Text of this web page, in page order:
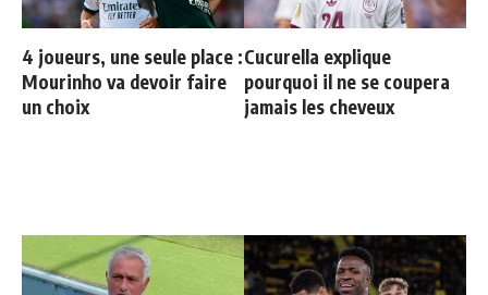
4 joueurs, une seule place :
Mourinho va devoir faire
un choix
Cucurella explique
pourquoi il ne se coupera
jamais les cheveux